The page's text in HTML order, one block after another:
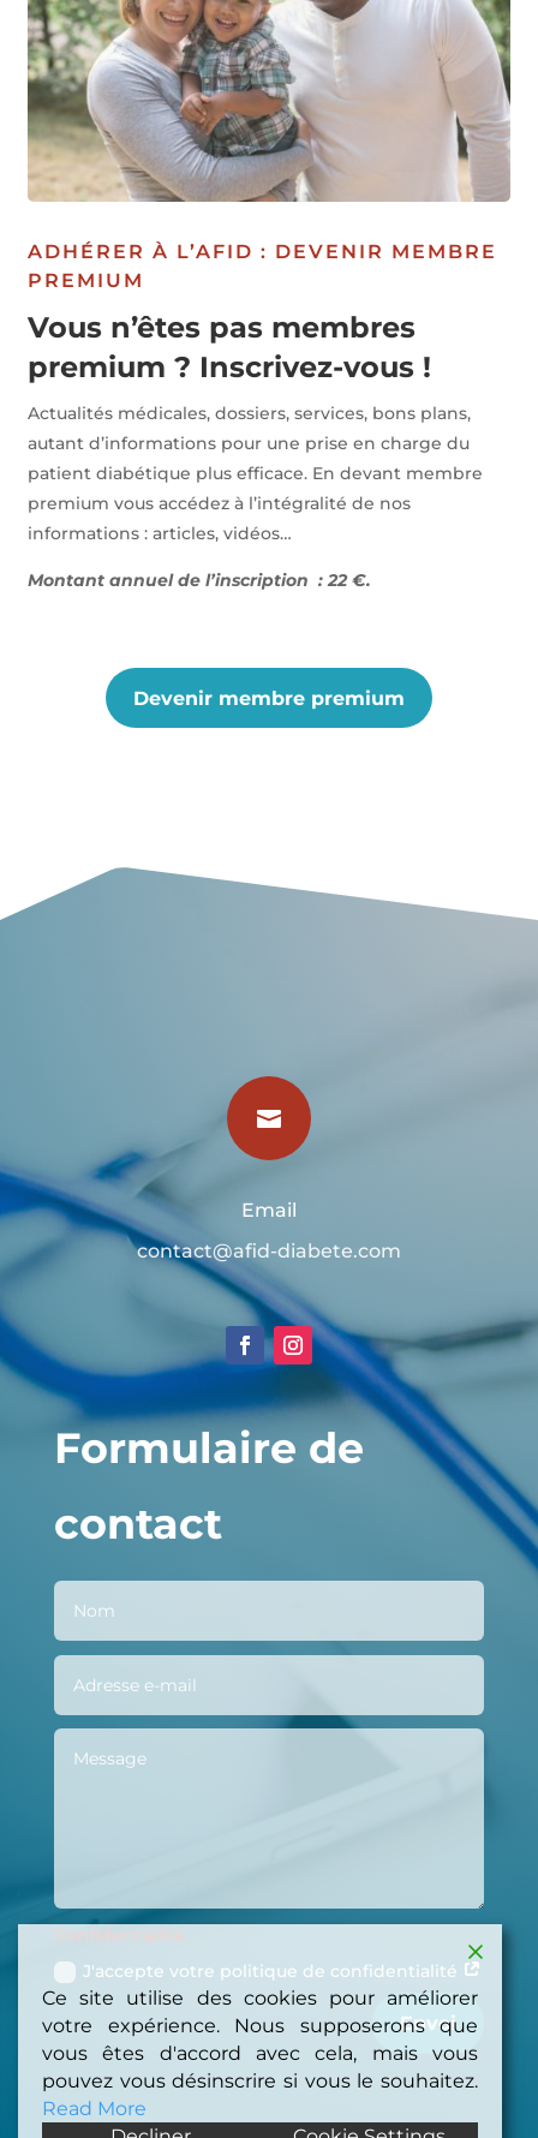
ADHÉRER À L’AFID : DEVENIR MEMBRE
PREMIUM
Vous n’êtes pas membres
premium ? Inscrivez-vous !
Actualités médicales, dossiers, services, bons plans,
autant d’informations pour une prise en charge du
patient diabétique plus efficace. En devant membre
premium vous accédez à l’intégralité de nos
informations : articles, vidéos…
Montant annuel de l’inscription : 22 €.
Devenir membre premium

Email
contact@afid-diabete.com
Formulaire de
contact
Confidentialité
J'accepte votre politique de confidentialité
Envoi
Ce site utilise des cookies pour améliorer
votre expérience. Nous supposerons que
vous êtes d'accord avec cela, mais vous
pouvez vous désinscrire si vous le souhaitez.
Read More